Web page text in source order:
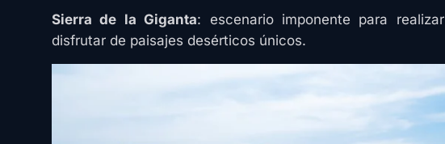
Sierra de la Giganta: escenario imponente para
disfrutar de paisajes desérticos únicos.